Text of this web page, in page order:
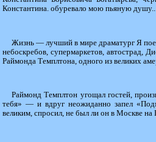
Константина. обуревало мою пьяную
Жизнь — лучший в мире драматург Я
небоскребов, супермаркетов, автострад,
Раймонда Темплтона, одного из великих
Раймонд Темплтон угощал гостей,
тебя» — и вдруг неожиданно запел
великим, спросил, не был ли он в Москве